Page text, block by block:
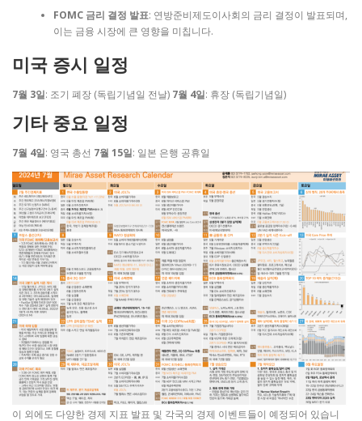
FOMC 금리 결정 발표: 연방준비제도이사회의 금리 결정이 발표되며,
이는 금융 시장에 큰 영향을 미칩니다.
미국 증시 일정
7월 3일: 조기 폐장 (독립기념일 전날) 7월 4일: 휴장 (독립기념일)
기타 중요 일정
7월 4일: 영국 총선 7월 15일: 일본 은행 공휴일
이 외에도 다양한 경제 지표 발표 및 각국의 경제 이벤트들이 예정되어 있습니